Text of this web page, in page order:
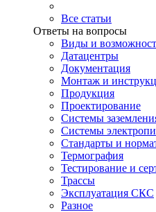
Все статьи
Ответы на вопросы
Виды и
Датацентры
Документация
Монтаж и
Продукция
Проектирование
Системы
Системы
Стандарты и
Термография
Тестирование и
Трассы
Эксплуатация СКС
Разное